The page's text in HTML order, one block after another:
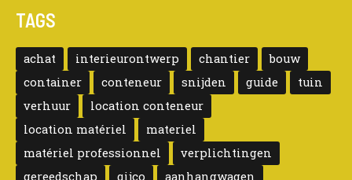
TAGS
achat interieurontwerp chantier
bouw
container
conteneur snijden guide
tuin
verhuur
location conteneur
location matériel
materiel
matériel professionnel
verplichtingen
gereedschap
qijco aanhangwagen